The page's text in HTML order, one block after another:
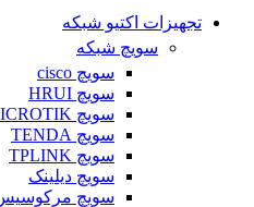
تجهیزات اکتیو شبکه
سویچ شبکه
سویچ cisco
سویچ HRUI
سویچ MICROTIK
سویچ TENDA
سویچ TPLINK
سویچ دیلینک
سویچ مرکوسیس